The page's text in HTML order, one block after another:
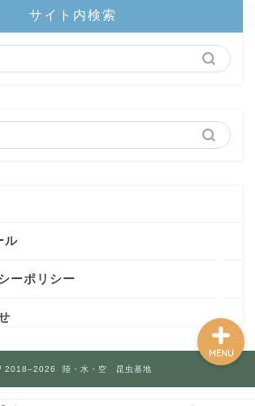
サイト内検索
ル
ーポリシー
2018–2026 陸・水・空 昆虫基地
MENU
陸上部隊
世界のカブトムシ